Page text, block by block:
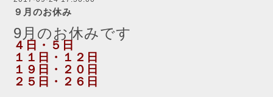
９月のお休み
9月のお休みです
４日・５日
１１日・１２日
１９日・２０日
２５日・２６日